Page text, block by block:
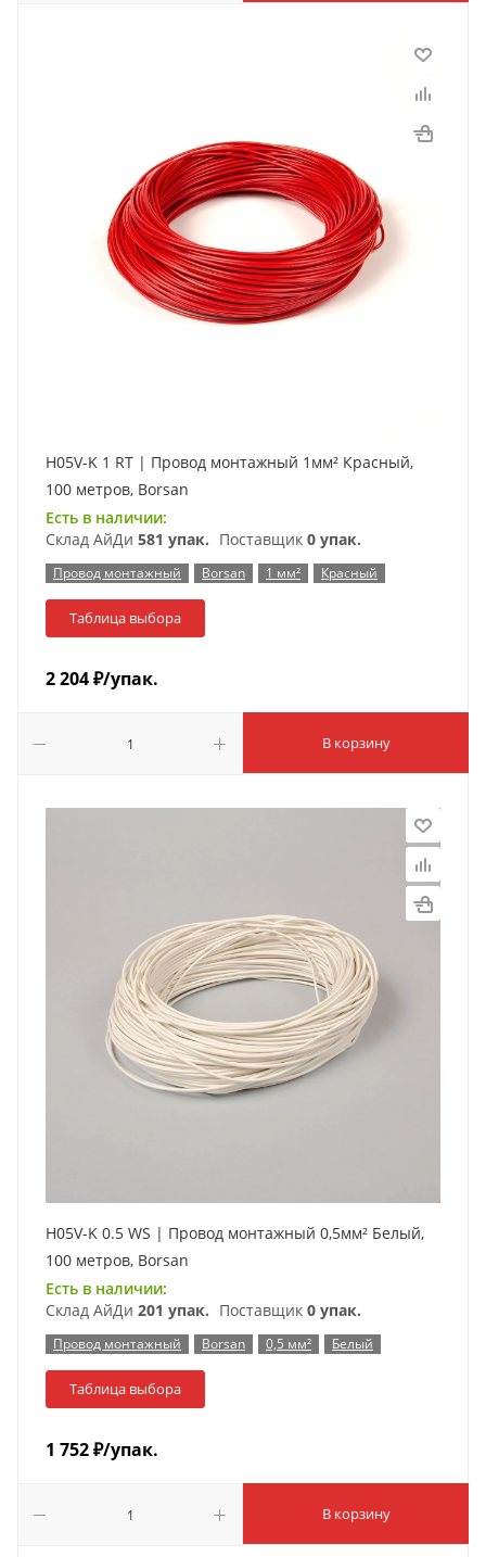
H05V-K 1 RT | Провод монтажный 1мм² Красный,
100 метров, Borsan
Есть в наличии:
Склад АйДи 581 упак. Поставщик 0 упак.
Провод монтажный Borsan 1 мм² Красный
Таблица выбора
2 204₽/упак.
В корзину
H05V-K 0.5 WS | Провод монтажный 0,5мм² Белый,
100 метров, Borsan
Есть в наличии:
Склад АйДи 201 упак. Поставщик 0 упак.
Провод монтажный Borsan 0,5 мм² Белый
Таблица выбора
1 752₽/упак.
В корзину